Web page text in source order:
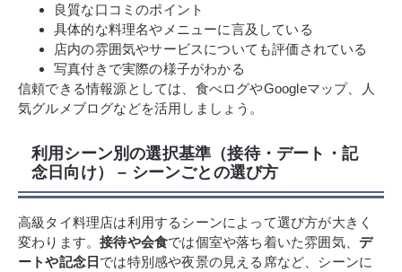
良質な口コミのポイント
具体的な料理名やメニューに言及している
店内の雰囲気やサービスについても評価されている
写真付きで実際の様子がわかる
信頼できる情報源としては、食べログやGoogleマップ、人
気グルメブログなどを活用しましょう。
利用シーン別の選択基準（接待・デート・記
念日向け） – シーンごとの選び方
高級タイ料理店は利用するシーンによって選び方が大きく
変わります。接待や会食では個室や落ち着いた雰囲気、デ
ートや記念日 では特別感や夜景の見える席など、シーンに